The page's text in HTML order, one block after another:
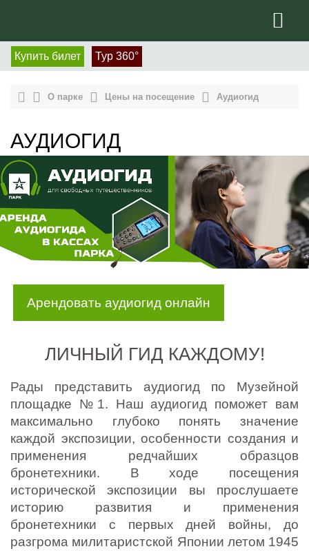
Купить билет Тур 360°
О парке Цены на посещение Аудиогид
АУДИОГИД
Арендовать аудиогид онлайн
ЛИЧНЫЙ ГИД КАЖДОМУ!
Рады представить аудиогид по Музейной
площадке №1. Наш аудиогид поможет вам
максимально глубоко понять значение
каждой экспозиции, особенности создания и
применения редчайших образцов
бронетехники. В ходе посещения
исторической экспозиции вы прослушаете
историю развития и применения
бронетехники с первых дней войны, до
разгрома милитаристской Японии летом 1945